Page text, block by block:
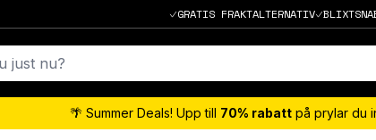
GRATIS FRAKTALTERNATIV
🌴 Summer Deals! Upp till 70% rabatt på prylar du